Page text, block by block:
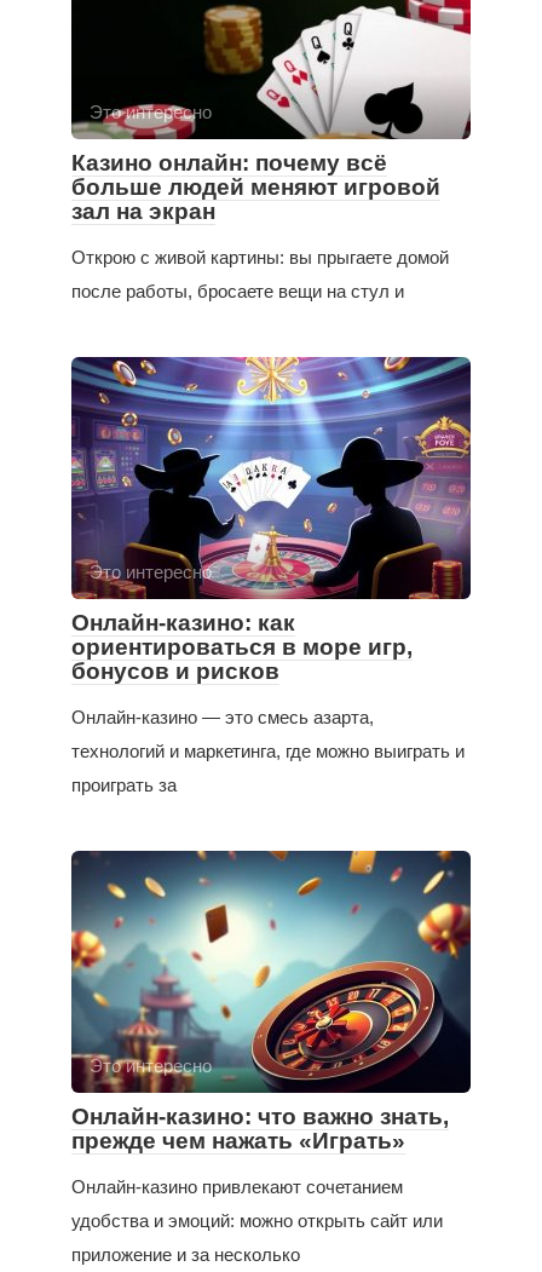
Это интересно
Казино онлайн: почему всё
больше людей меняют игровой
зал на экран
Открою с живой картины: вы прыгаете домой
после работы, бросаете вещи на стул и
Это интересно
Онлайн-казино: как
ориентироваться в море игр,
бонусов и рисков
Онлайн-казино — это смесь азарта,
технологий и маркетинга, где можно выиграть и
проиграть за
Это интересно
Онлайн-казино: что важно знать,
прежде чем нажать «Играть»
Онлайн-казино привлекают сочетанием
удобства и эмоций: можно открыть сайт или
приложение и за несколько